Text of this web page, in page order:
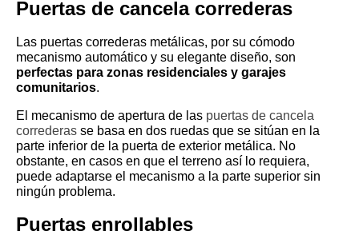
Puertas de cancela correderas
Las puertas correderas metálicas, por su cómodo
mecanismo automático y su elegante diseño, son
perfectas para zonas residenciales y garajes
comunitarios.
El mecanismo de apertura de las puertas de cancela
correderas se basa en dos ruedas que se sitúan en la
parte inferior de la puerta de exterior metálica. No
obstante, en casos en que el terreno así lo requiera,
puede adaptarse el mecanismo a la parte superior sin
ningún problema.
Puertas enrollables